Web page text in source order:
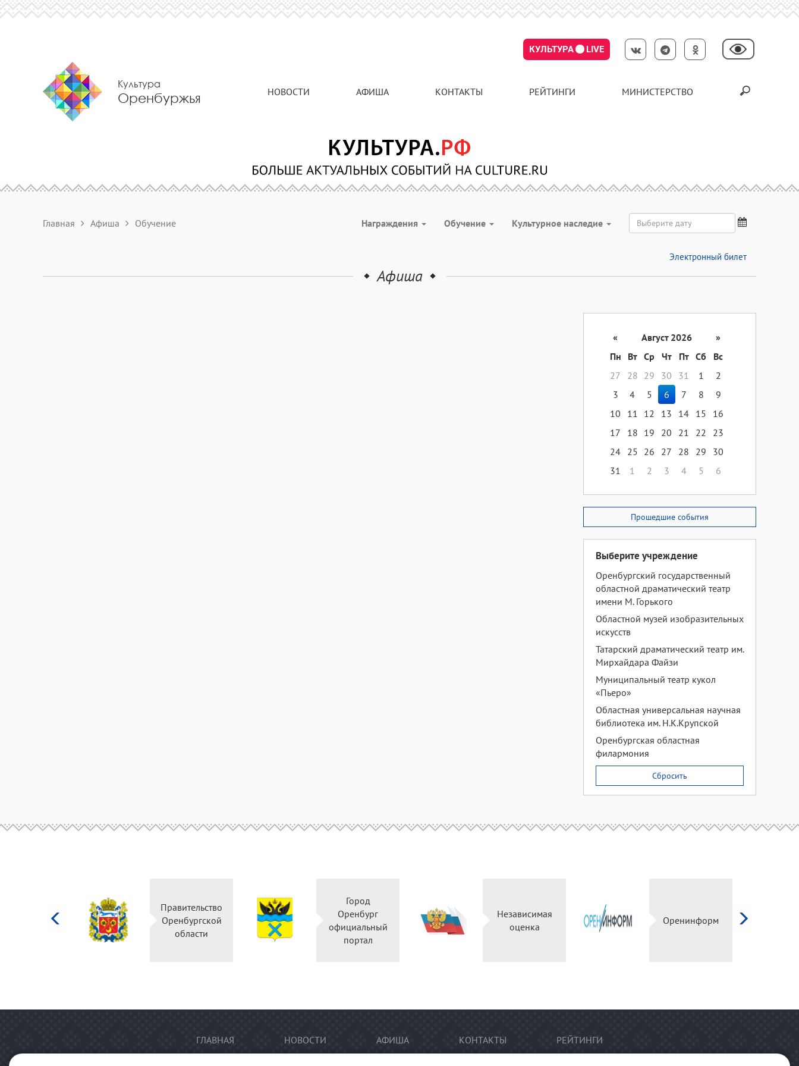
КУЛЬТУРА LIVE
Культура
Оренбуржья НОВОСТИ АФИША КОНТАКТЫ РЕЙТИНГИ МИНИСТЕРСТВО
Главная Афиша Обучение Награждения Обучение Культурное наследие
Электронный билет
Афиша
« Август 2026
»
Пн
Вт Ср Чт Пт Сб
Вс
27
28 29 30 31 1
2
3
4 5 6 7 8
9
10
11 12 13 14 15
16
17
18 19 20 21 22
23
24 25 26 27 28 29
30
31
1 2 3 4 5 6
Прошедшие события
Выберите учреждение
Оренбургский государственный
областной драматический театр
имени М. Горького
Областной музей изобразительных
искусств
Татарский драматический театр им.
Мирхайдара Файзи
Муниципальный театр кукол
«Пьеро»
Областная универсальная научная
библиотека им. Н.К.Крупской
Оренбургская областная
филармония
Сбросить
Правительство
Оренбургской
области
Город
Оренбург
официальный
портал
Независимая
оценка
Оренинформ
ГЛАВНАЯ НОВОСТИ АФИША КОНТАКТЫ РЕЙТИНГИ